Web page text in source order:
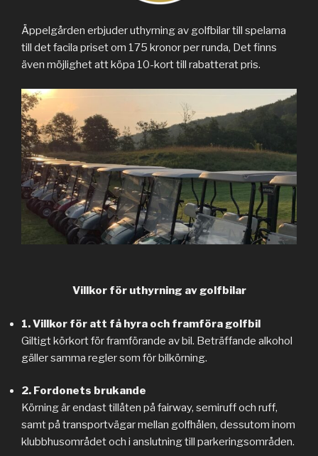
Äppelgården erbjuder uthyrning av golfbilar till spelarna
till det facila priset om 175 kronor per runda, Det finns
även möjlighet att köpa 10-kort till rabatterat pris.
Villkor för uthyrning av golfbilar
1. Villkor för att få hyra och framföra golfbil
Giltigt körkort för framförande av bil. Beträffande alkohol
gäller samma regler som för bilkörning.
2. Fordonets brukande
Körning är endast tillåten på fairway, semiruff och ruff,
samt på transportvägar mellan golfhålen, dessutom inom
klubbhusområdet och i anslutning till parkeringsområden.